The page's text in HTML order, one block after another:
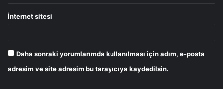
İnternet sitesi
Daha sonraki yorumlarımda kullanılması için adım, e-posta
adresim ve site adresim bu tarayıcıya kaydedilsin.